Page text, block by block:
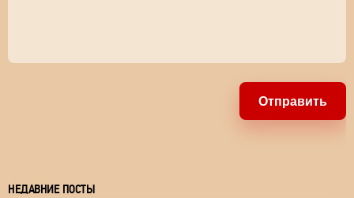
Отправить
НЕДАВНИЕ ПОСТЫ